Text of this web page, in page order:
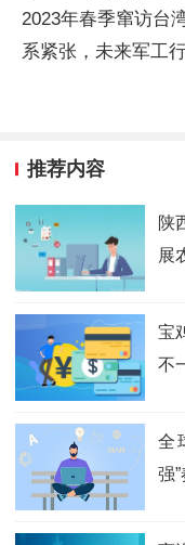
2023年春季窜访台
系紧张，未来军工
推荐内容
陕
展
宝
不
全
强